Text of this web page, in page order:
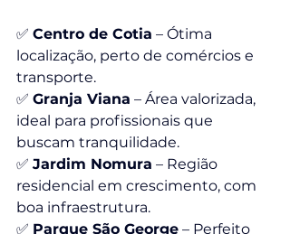
✅ Centro de Cotia – Ótima
localização, perto de comércios e
transporte.
✅ Granja Viana – Área valorizada,
ideal para profissionais que
buscam tranquilidade.
✅ Jardim Nomura – Região
residencial em crescimento, com
boa infraestrutura.
✅ Parque São George – Perfeito